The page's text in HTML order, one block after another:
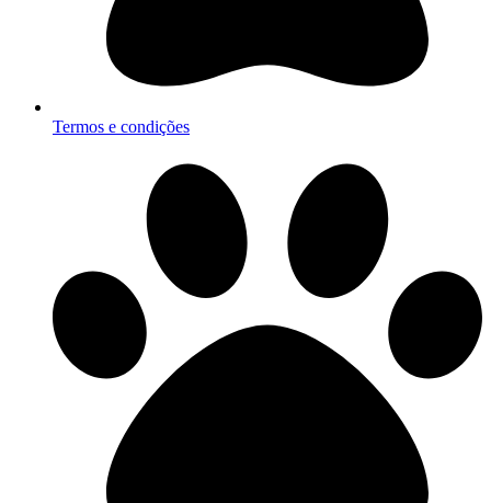
Termos e condições